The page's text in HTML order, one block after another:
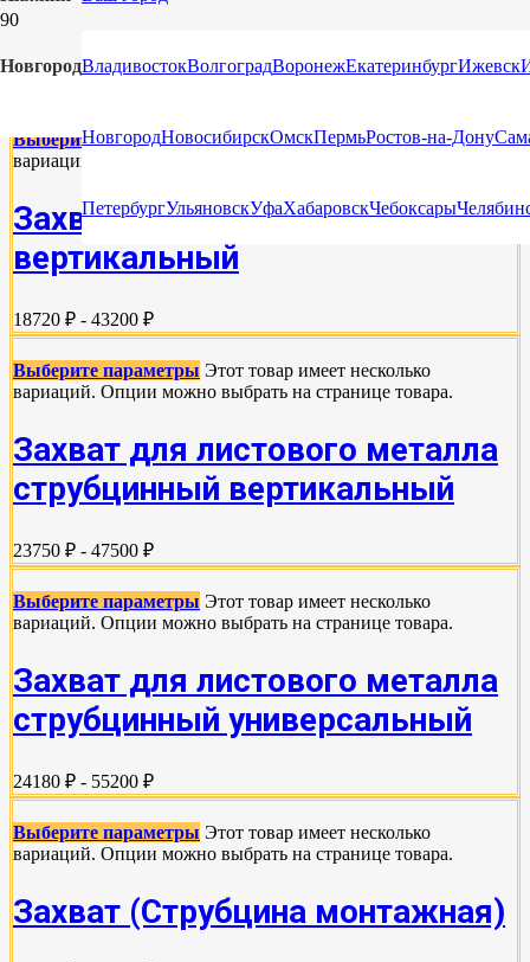
НовгородВладивостокВолгоградВоронежЕкатеринбургИжевск
НовгородНовосибирскОмскПермьРостов-на-Дону
ПетербургУльяновскУфаХабаровскЧебоксары
ЗАХВАТЫ ДЛЯ ЛИСТОВОГО МЕТАЛЛА
Выберите параметры Этот товар имеет несколько
вариаций. Опции можно выбрать на странице товара.
Захват для листового металла
вертикальный
18720 ₽ - 43200 ₽
Выберите параметры Этот товар имеет несколько
вариаций. Опции можно выбрать на странице товара.
Захват для листового металла
струбцинный вертикальный
23750 ₽ - 47500 ₽
Выберите параметры Этот товар имеет несколько
вариаций. Опции можно выбрать на странице товара.
Захват для листового металла
струбцинный универсальный
24180 ₽ - 55200 ₽
Выберите параметры Этот товар имеет несколько
вариаций. Опции можно выбрать на странице товара.
Захват (Струбцина монтажная)